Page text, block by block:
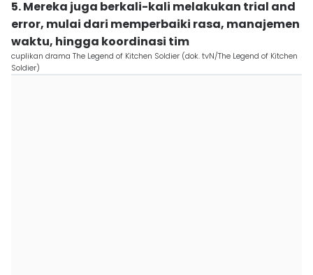
5. Mereka juga berkali-kali melakukan trial and
error, mulai dari memperbaiki rasa, manajemen
waktu, hingga koordinasi tim
cuplikan drama The Legend of Kitchen Soldier (dok. tvN/The Legend of Kitchen
Soldier)